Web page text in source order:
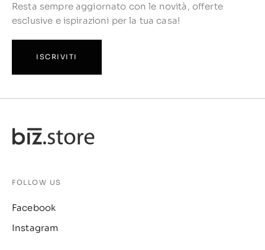
Resta sempre aggiornato con le novità, offerte
esclusive e ispirazioni per la tua casa!
ISCRIVITI
FOLLOW US
Facebook
Instagram